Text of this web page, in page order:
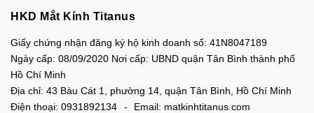
HKD Mắt Kính Titanus
Giấy chứng nhận đăng ký hộ kinh doanh số: 41N8047189
Ngày cấp: 08/09/2020 Nơi cấp: UBND quận Tân Bình thành phố
Hồ Chí Minh
Địa chỉ: 43 Bàu Cát 1, phường 14, quận Tân Bình, Hồ Chí Minh
Điện thoại: 0931892134 Email: matkinhtitanus.com